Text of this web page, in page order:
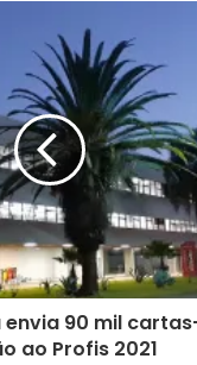
envia 90 mil
ao Profis 2021